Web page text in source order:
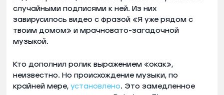
случайными подписями к ней. Из них
завирусилось видео с фразой «Я уже рядом с
твоим домом» и мрачновато-загадочной
музыкой.
Кто дополнил ролик выражением «окак»,
неизвестно. Но происхождение музыки, по
крайней мере, установлено. Это замедленное